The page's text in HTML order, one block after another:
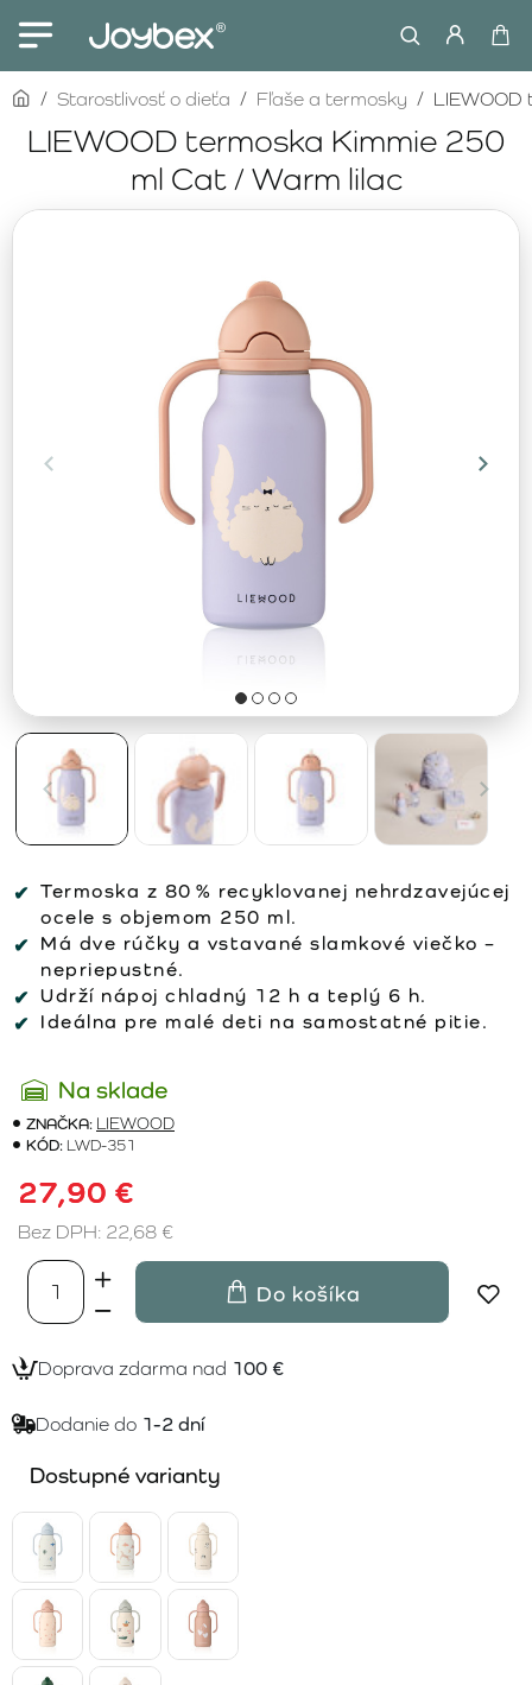
LIEWOOD termoska Kimmie 250
ml Cat / Warm lilac
homeStarostlivosť o dieťa Fľaše a termosky LIEWOOD
Termoska z 80 % recyklovanej nehrdzavejúcej
ocele s objemom 250 ml.
Má dve rúčky a vstavané slamkové viečko –
nepriepustné.
Udrží nápoj chladný 12 h a teplý 6 h.
Ideálna pre malé deti na samostatné pitie.
Na sklade
ZNAČKA: LIEWOOD
KÓD: LWD-351
27,90 €
Bez DPH: 22,68 €
Do košíka
Doprava zdarma nad 100 €
Dodanie do 1-2 dní
Dostupné varianty